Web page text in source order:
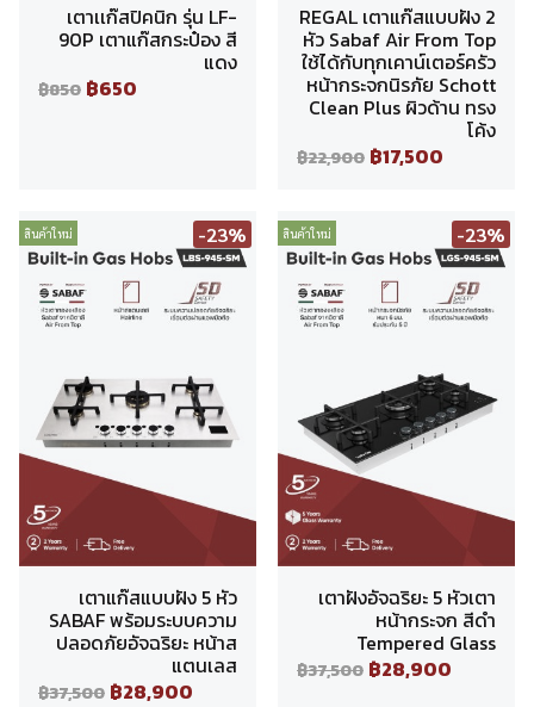
เตาเเก๊สปิคนิก รุ่น LF-
90P เตาแก๊สกระป๋อง สี
แดง
฿850 ฿650
REGAL เตาแก๊สแบบฝัง 2
หัว Sabaf Air From Top
ใช้ได้กับทุกเคาน์เตอร์ครัว
หน้ากระจกนิรภัย Schott
Clean Plus ผิวด้าน ทรง
โค้ง
฿22,900 ฿17,500
สินค้าใหม่ -23%
เตาแก๊สแบบฝัง 5 หัว
SABAF พร้อมระบบความ
ปลอดภัยอัจฉริยะ หน้าส
แตนเลส
฿37,500 ฿28,900
สินค้าใหม่ -23%
เตาฝังอัจฉริยะ 5 หัวเตา
หน้ากระจก สีดำ
Tempered Glass
฿37,500 ฿28,900